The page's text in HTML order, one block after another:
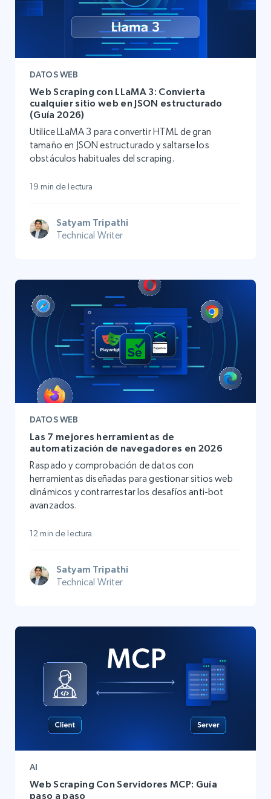
DATOS WEB
Web Scraping con LLaMA 3: Convierta
cualquier sitio web en JSON estructurado
(Guía 2026)
Utilice LLaMA 3 para convertir HTML de gran
tamaño en JSON estructurado y saltarse los
obstáculos habituales del scraping.
19 min de lectura
Satyam Tripathi
Technical Writer
DATOS WEB
Las 7 mejores herramientas de
automatización de navegadores en 2026
Raspado y comprobación de datos con
herramientas diseñadas para gestionar sitios web
dinámicos y contrarrestar los desafíos anti-bot
avanzados.
12 min de lectura
Satyam Tripathi
Technical Writer
AI
Web Scraping Con Servidores MCP: Guía
paso a paso